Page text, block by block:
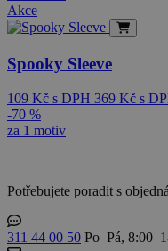
Akce
Spooky Sleeve
109 Kč s DPH 369 Kč s
-70 %
za 1 motiv
Potřebujete poradit s
311 44 00 50 Po–Pá,